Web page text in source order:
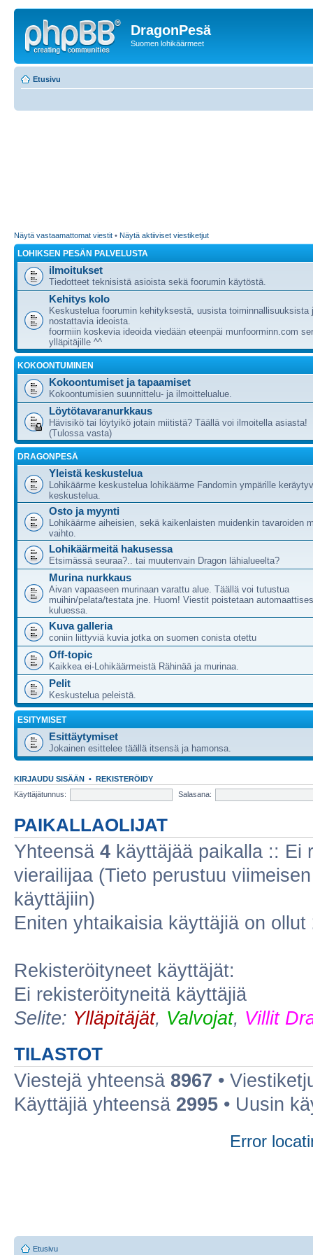
DragonPesä
Suomen lohikäärmeet
Etusivu
Näytä vastaamattomat viestit • Näytä aktiiviset viestiketjut
LOHIKSEN PESÄN PALVELUSTA
ilmoitukset
Tiedotteet teknisistä asioista sekä foorumin käytöstä.
Kehitys kolo
Keskustelua foorumin kehityksestä, uusista toiminnallisuuksista
nostattavia ideoista.
foormiin koskevia ideoida viedään eteenpäi munfoorminn.com
ylläpitäjille ^^
KOKOONTUMINEN
Kokoontumiset ja tapaamiset
Kokoontumisien suunnittelu- ja ilmoittelualue.
Löytötavaranurkkaus
Hävisikö tai löytyikö jotain miitistä? Täällä voi ilmoitella asiasta!
(Tulossa vasta)
DRAGONPESÄ
Yleistä keskustelua
Lohikäärme keskustelua lohikäärme Fandomin ympärille
keskustelua.
Osto ja myynti
Lohikäärme aiheisien, sekä kaikenlaisten muidenkin tavaroiden
vaihto.
Lohikäärmeitä hakusessa
Etsimässä seuraa?.. tai muutenvain Dragon lähialueelta?
Murina nurkkaus
Aivan vapaaseen murinaan varattu alue. Täällä voi tutustua
muihin/pelata/testata jne. Huom! Viestit poistetaan
kuluessa.
Kuva galleria
coniin liittyviä kuvia jotka on suomen conista otettu
Off-topic
Kaikkea ei-Lohikäärmeistä Rähinää ja murinaa.
Pelit
Keskustelua peleistä.
ESITYMISET
Esittäytymiset
Jokainen esittelee täällä itsensä ja hamonsa.
KIRJAUDU SISÄÄN • REKISTERÖIDY
Käyttäjätunnus:
Salasana:
PAIKALLAOLIJAT
Yhteensä 4 käyttäjää paikalla :: Ei
vierailijaa (Tieto perustuu
käyttäjiin)
Eniten yhtaikaisia käyttäjiä on ollut
Rekisteröityneet käyttäjät:
Ei rekisteröityneitä käyttäjiä
Selite: Ylläpitäjät, Valvojat, Villit
TILASTOT
Viestejä yhteensä 8967 •
Käyttäjiä yhteensä 2995 • Uusin
Error
Etusivu